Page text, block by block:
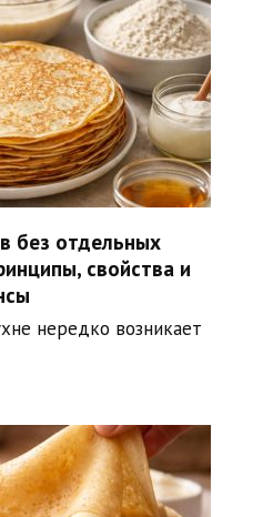
без отдельных
свойства и
нередко возникает